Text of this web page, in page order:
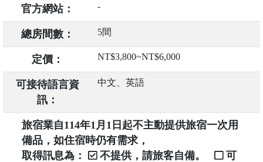
官方網站： -
總房間數： 5間
定價： NT$3,800~NT$6,000
可接待語言資
訊：
中文、英語
旅宿業自114年1月1日起不主動提供旅宿一次用
備品，如住宿時仍有需求，
取得訊息為：
不提供，請旅客自備。
可